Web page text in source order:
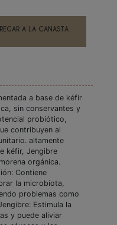
a base de kéfir
sin conservantes y
probiótico,
contribuyen al
altamente
kéfir, Jengibre
orgánica.
Contiene
la microbiota,
problemas como
Estimula la
y puede aliviar